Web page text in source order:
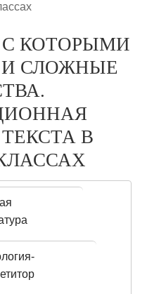
КОТОРЫМИ
СЛОЖНЫЕ
В